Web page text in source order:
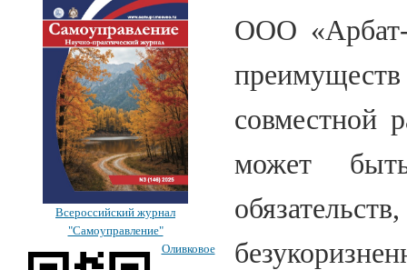
Всероссийский журнал
"Самоуправление"
Оливковое
ООО «Арбат-
совместной
может